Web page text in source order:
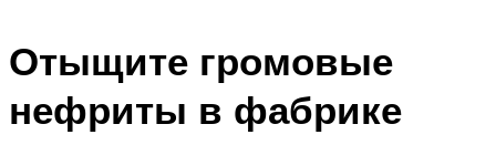
Отыщите громовые
нефриты в фабрике